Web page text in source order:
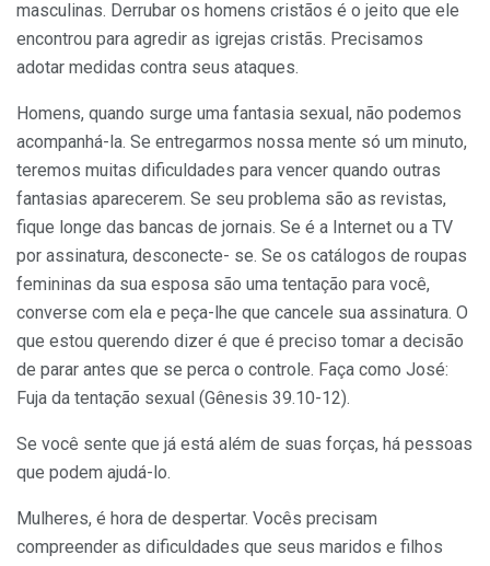
masculinas. Derrubar os homens cristãos é o jeito que ele
encontrou para agredir as igrejas cristãs. Precisamos
adotar medidas contra seus ataques.
Homens, quando surge uma fantasia sexual, não podemos
acompanhá-la. Se entregarmos nossa mente só um minuto,
teremos muitas dificuldades para vencer quando outras
fantasias aparecerem. Se seu problema são as revistas,
fique longe das bancas de jornais. Se é a Internet ou a TV
por assinatura, desconecte- se. Se os catálogos de roupas
femininas da sua esposa são uma tentação para você,
converse com ela e peça-lhe que cancele sua assinatura. O
que estou querendo dizer é que é preciso tomar a decisão
de parar antes que se perca o controle. Faça como José:
Fuja da tentação sexual (Gênesis 39.10-12).
Se você sente que já está além de suas forças, há pessoas
que podem ajudá-lo.
Mulheres, é hora de despertar. Vocês precisam
compreender as dificuldades que seus maridos e filhos